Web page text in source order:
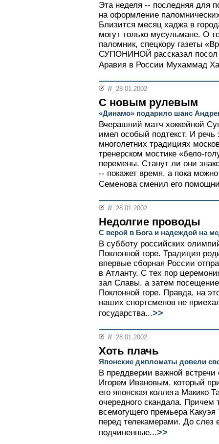
Эта неделя -- последняя для
на оформление
Близится месяц хаджа в
могут только мусульмане. О
паломник, спецкору газеты
СУПОНИНОЙ рассказал посол
Аравия в России Мухаммад
// 28.01.2002
С новым рулевым
«Динамо» подарило шанс
Вчерашний матч хоккейной
имел особый подтекст. И речь
многолетних традициях
тренерском мостике «бело-
перемены. Станут ли они
-- покажет время, а пока
Семенова сменил его
// 28.01.2002
Недолгие проводы
С верой в Бога и надеждой на
В субботу российских
Поклонной горе. Традиция
впервые сборная России
в Атланту. С тех пор
зал Славы, а затем
Поклонной горе. Правда, на
наших спортсменов не
государства...>>
// 28.01.2002
Хоть плачь
Японские дипломаты довели
В преддверии важной
Игорем Ивановым, который
его японская коллега Макико
очередного скандала. Причем
всемогущего премьера
перед телекамерами. До слез
подчиненные...>>